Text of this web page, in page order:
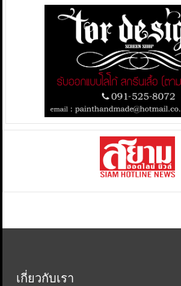
เกี่ยวกับเรา